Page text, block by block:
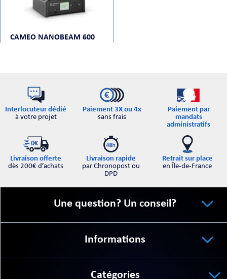
CAMEO NANOBEAM 600
Interlocuteur dédié
à votre projet
Paiement 3X ou 4x
sans frais
Paiement par
mandats
administratifs
Livraison offerte
dès 200€ d’achats
Livraison rapide
par Chronopost ou
DPD
Retrait sur place
en Île-de-France
Une question? Un conseil?
Informations
Catégories